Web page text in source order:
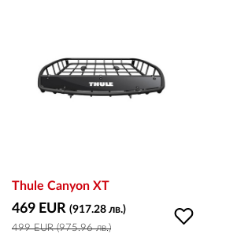
Thule Canyon XT
469 EUR (917.28 лв.)
499 EUR (975.96 лв.)